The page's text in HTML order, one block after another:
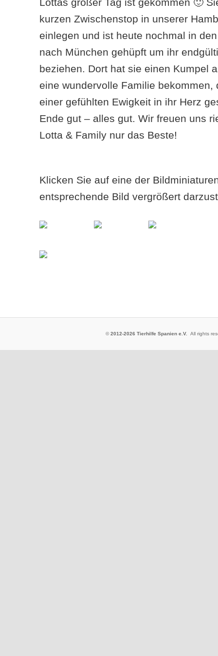
kurzen Zwischenstop in unserer
einlegen und ist heute nochmal in
nach München gehüpft um ihr
beziehen. Dort hat sie einen Kumpel
eine wundervolle Familie bekommen,
einer gefühlten Ewigkeit in ihr Herz
Ende gut – alles gut. Wir freuen uns
Lotta & Family nur das Beste!
Klicken Sie auf eine der
entsprechende Bild vergrößert
©2012-2026 Tierhilfe Spanien e.V.All rights